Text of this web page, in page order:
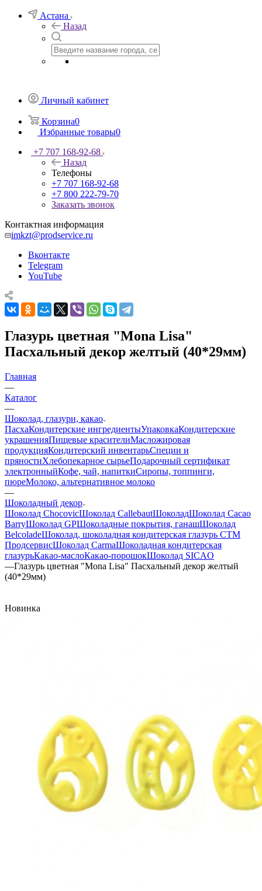
Астана
Назад
Личный кабинет
Корзина0
Избранные товары0
+7 707 168-92-68
Назад
Телефоны
+7 707 168-92-68
+7 800 222-79-70
Заказать звонок
Контактная информация
imkzt@prodservice.ru
Вконтакте
Telegram
YouTube
Глазурь цветная "Mona Lisa"
Пасхальный декор желтый (40*29мм)
Главная
—
Каталог
—
Шоколад, глазури, какао
ПасхаКондитерские ингредиентыУпаковкаКондитерские
украшенияПищевые красителиМасложировая
продукцияКондитерский инвентарьСпеции и
пряностиХлебопекарное сырьеПодарочный сертификат
электронныйКофе, чай, напиткиСиропы, топпинги,
пюреМолоко, альтернативное молоко
—
Шоколадный декор
Шоколад ChocovicШоколад CallebautШоколадШоколад Cacao
BarryШоколад GPШоколадные покрытия, ганашШоколад
BelcoladeШоколад, шоколадная кондитерская глазурь СТМ
ПродсервисШоколад CarmaШоколадная кондитерская
глазурьКакао-маслоКакао-порошокШоколад SICAO
—Глазурь цветная "Mona Lisa" Пасхальный декор желтый
(40*29мм)
Новинка